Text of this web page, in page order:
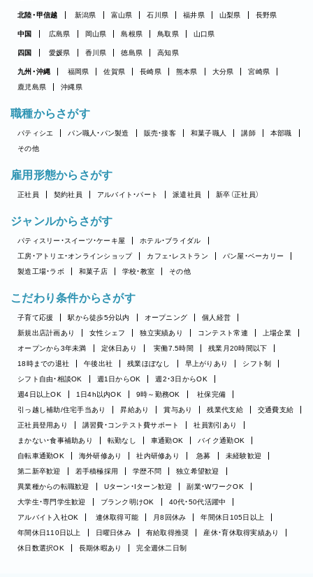
北陸・甲信越 新潟県 富山県 石川県 福井県 山梨県 長野県
中国 広島県 岡山県 島根県 鳥取県 山口県
四国 愛媛県 香川県 徳島県 高知県
九州・沖縄 福岡県 佐賀県 長崎県 熊本県 大分県
宮崎県
鹿児島県
沖縄県
職種からさがす
パティシエ パン職人・パン製造 販売・接客 和菓子職人 講師
本部職
その他
雇用形態からさがす
正社員 契約社員 アルバイト・パート 派遣社員 新卒（正社員）
ジャンルからさがす
パティスリー・スイーツ・ケーキ屋
ホテル・ブライダル
工房・アトリエ・オンラインショップ
カフェ・レストラン
パン屋・ベーカリー
製造工場・ラボ
和菓子店 学校・教室 その他
こだわり条件からさがす
子育て応援 駅から徒歩5分以内 オープニング
個人経営
新規出店計画あり
女性シェフ 独立実績あり コンテスト常連
上場企業
オープンから3年未満
定休日あり 実働7.5時間
残業月20時間以下
18時までの退社
午後出社 残業ほぼなし 早上がりあり
シフト制
シフト自由・相談OK
週1日からOK
週2・3日からOK
週4日以上OK
1日4h以内OK 9時～勤務OK
社保完備
引っ越し補助/住宅手当あり
昇給あり 賞与あり 残業代支給
交通費支給
正社員登用あり
講習費・コンテスト費サポート
社員割引あり
まかない・食事補助あり
転勤なし 車通勤OK
バイク通勤OK
自転車通勤OK
海外研修あり 社内研修あり 急募
未経験歓迎
第二新卒歓迎
若手積極採用 学歴不問
独立希望歓迎
異業種からの転職歓迎
Uターン・Iターン歓迎
副業・WワークOK
大学生・専門学生歓迎
ブランク明けOK
40代・50代活躍中
アルバイト入社OK
連休取得可能 月8回休み
年間休日105日以上
年間休日110日以上
日曜日休み 有給取得推奨
産休・育休取得実績あり
休日数選択OK
長期休暇あり 完全週休二日制